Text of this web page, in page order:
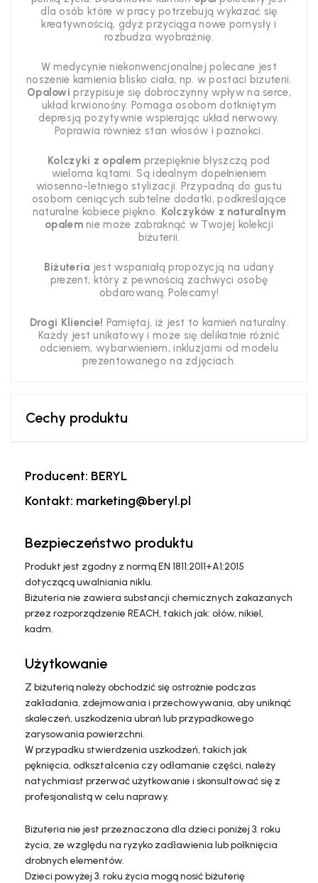
dla osób które w pracy potrzebują wykazać się
kreatywnością, gdyż przyciąga nowe pomysły i
rozbudza wyobraźnię.
W medycynie niekonwencjonalnej polecane jest
noszenie kamienia blisko ciała, np. w postaci bizuterii.
Opalowi przypisuje się dobroczynny wpływ na serce,
układ krwionośny. Pomaga osobom dotkniętym
depresją pozytywnie wspierając układ nerwowy.
Poprawia również stan włosów i paznokci.
Kolczyki z opalem przepięknie błyszczą pod
wieloma kątami. Są idealnym dopełnieniem
wiosenno-letniego stylizacji. Przypadną do gustu
osobom ceniących subtelne dodatki, podkreślające
naturalne kobiece piękno. Kolczyków z naturalnym
opalemnie może zabraknąć w Twojej kolekcji
biżuterii.
Biżuteria jest wspaniałą propozycją na udany
prezent, który z pewnością zachwyci osobę
obdarowaną. Polecamy!
Drogi Kliencie! Pamiętaj, iż jest to kamień naturalny.
Każdy jest unikatowy i może się delikatnie różnić
odcieniem, wybarwieniem, inkluzjami od modelu
prezentowanego na zdjęciach.
Cechy produktu
Producent: BERYL
Kontakt: marketing@beryl.pl
Bezpieczeństwo produktu
Produkt jest zgodny z normą EN 1811:2011+A1:2015
dotyczącą uwalniania niklu.
Biżuteria nie zawiera substancji chemicznych zakazanych
przez rozporządzenie REACH, takich jak: ołów, nikiel,
kadm.
Użytkowanie
Z biżuterią należy obchodzić się ostrożnie podczas
zakładania, zdejmowania i przechowywania, aby uniknąć
skaleczeń, uszkodzenia ubrań lub przypadkowego
zarysowania powierzchni.
W przypadku stwierdzenia uszkodzeń, takich jak
pęknięcia, odkształcenia czy odłamanie części, należy
natychmiast przerwać użytkowanie i skonsultować się z
profesjonalistą w celu naprawy.
Biżuteria nie jest przeznaczona dla dzieci poniżej 3. roku
życia, ze względu na ryzyko zadławienia lub połknięcia
drobnych elementów.
Dzieci powyżej 3. roku życia mogą nosić biżuterię